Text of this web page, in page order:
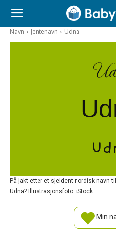
Navn Jentenavn Udna
På jakt etter et sjeldent nordisk navn
Udna? Illustrasjonsfoto: iStock
Min